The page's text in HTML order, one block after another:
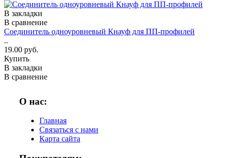
В закладки
В сравнение
Соединитель одноуровневый Кнауф для ПП-профилей
..
19.00 руб.
Купить
В закладки
В сравнение
О нас:
Главная
Связаться с нами
Карта сайта